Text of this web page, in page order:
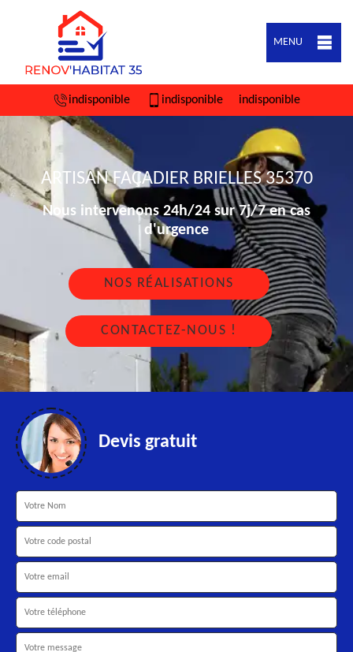
MENU
indisponible indisponible indisponible
ARTISAN FAÇADIER BRIELLES 35370
Nous intervenons 24h/24 sur 7j/7 en cas
d'urgence
NOS RÉALISATIONS
CONTACTEZ-NOUS !
Devis gratuit